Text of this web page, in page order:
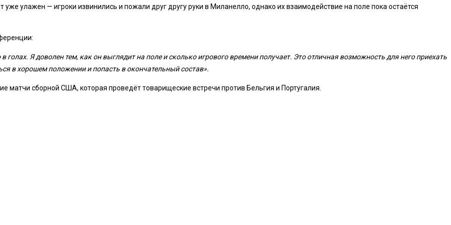
улажен — игроки извинились и пожали друг другу руки в Миланелло, однако их взаимодействие на поле пока остаётся
голах. Я доволен тем, как он выглядит на поле и сколько игрового времени получает. Это отличная возможность для него приехать
в хорошем положении и попасть в окончательный состав».
матчи сборной США, которая проведёт товарищеские встречи против Бельгия и Португалия.